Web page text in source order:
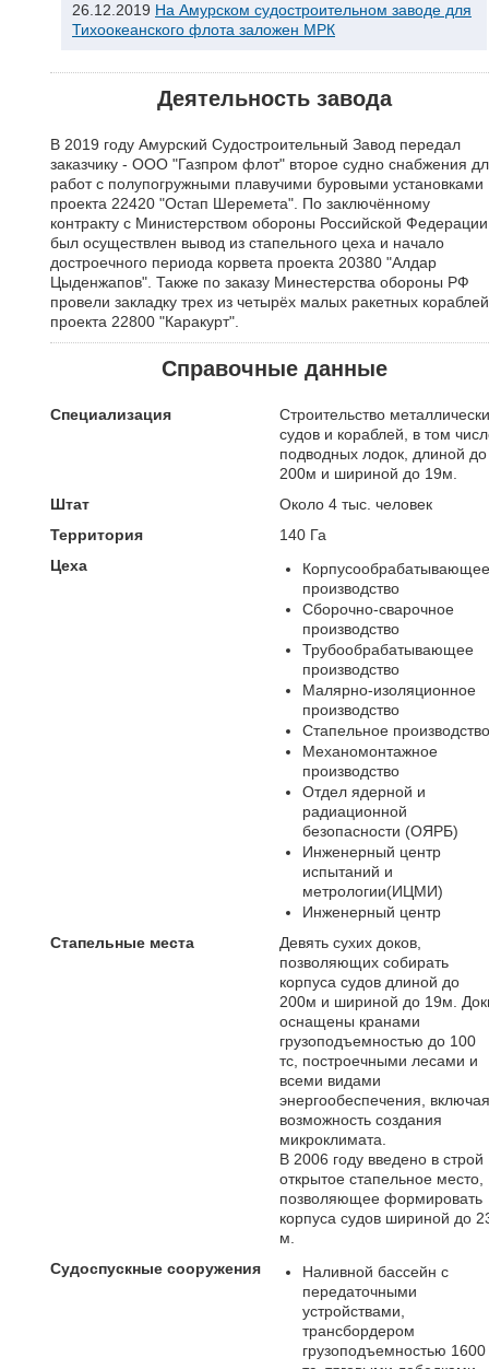
26.12.2019 На Амурском судостроительном заводе для
Тихоокеанского флота заложен МРК
Деятельность завода
В 2019 году Амурский Судостроительный Завод передал
заказчику - ООО "Газпром флот" второе судно снабжения
работ с полупогружными плавучими буровыми установками
проекта 22420 "Остап Шеремета". По заключённому
контракту с Министерством обороны Российской Федерации
был осуществлен вывод из стапельного цеха и начало
достроечного периода корвета проекта 20380 "Алдар
Цыденжапов". Также по заказу Минестерства обороны РФ
провели закладку трех из четырёх малых ракетных кораблей
проекта 22800 "Каракурт".
Справочные данные
Специализация
Строительство
судов и кораблей, в том
подводных лодок, длиной до
200м и шириной до 19м.
Штат
Около 4 тыс. человек
Территория
140 Га
Цеха
Корпусообрабатывающее
производство
Сборочно-сварочное
производство
Трубообрабатывающее
производство
Малярно-изоляционное
производство
Стапельное производство
Механомонтажное
производство
Отдел ядерной и
радиационной
безопасности (ОЯРБ)
Инженерный центр
испытаний и
метрологии(ИЦМИ)
Инженерный центр
Стапельные места
Девять сухих доков,
позволяющих собирать
корпуса судов длиной до
200м и шириной до 19м.
оснащены кранами
грузоподъемностью до 100
тс, построечными лесами и
всеми видами
энергообеспечения, включая
возможность создания
микроклимата.
В 2006 году введено в строй
открытое стапельное место,
позволяющее формировать
корпуса судов шириной до
м.
Судоспускные сооружения
Наливной бассейн с
передаточными
устройствами,
трансбордером
грузоподъемностью 1600